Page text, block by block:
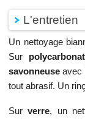
L'entretien
Un nettoyage
Sur
savonneuseavec
tout abrasif. Un
Surverre, un